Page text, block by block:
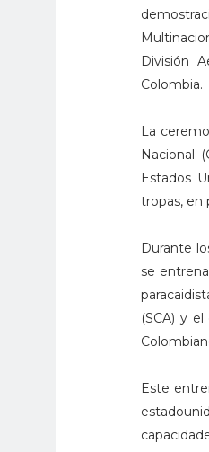
División
Colombia.
La
Nacional
Estados
tropas, en
Durante
se
(SCA) y
Este